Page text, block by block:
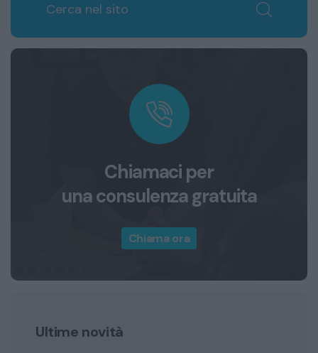
Chiamaci per
una consulenza gratuita
Chiama ora
Ultime novità